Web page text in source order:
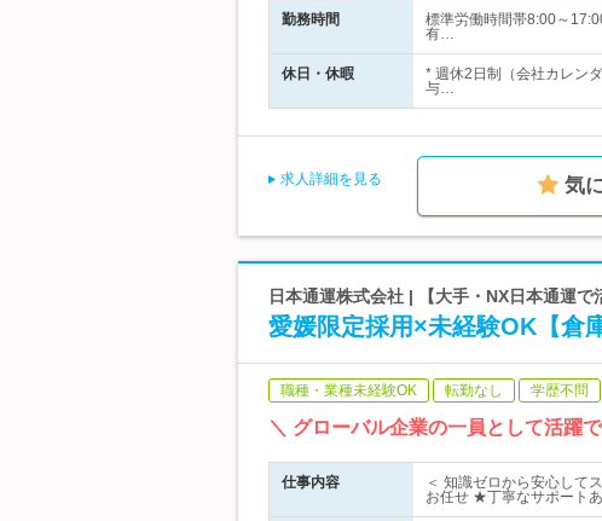
勤務時間
標準労働時間帯8:00～
有…
休日・休暇
* 週休2日制（会社カレン
与…
求人詳細を見る 気
日本通運株式会社 | 【大手・NX日本通運
愛媛限定採用×未経験OK【倉
職種・業種未経験OK 転勤なし 学歴不問
＼ グローバル企業の一員として活躍
仕事内容
＜ 知識ゼロから安心して
お任せ ★丁寧なサポート